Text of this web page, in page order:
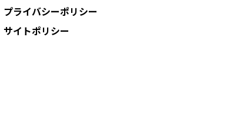
プライバシーポリシー
サイトポリシー